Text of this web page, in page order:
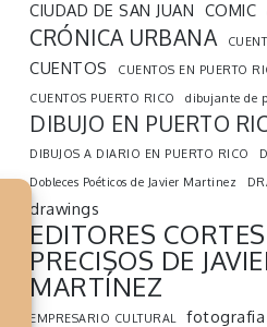
CIUDAD DE SAN JUAN COMIC
CRÓNICA URBANA
CUENTOS
CUENTOS EN PUERTO
CUENTOS PUERTO RICO
dibujante de
DIBUJO EN PUERTO
DIBUJOS A DIARIO EN PUERTO RICO
Dobleces Poéticos de Javier Martinez
drawings
EDITORES CORTES
PRECISOS DE
MARTÍNEZ
EMPRESARIO CULTURAL
fotografia